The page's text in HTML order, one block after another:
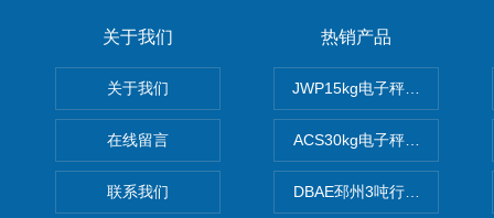
关于我们
关于我们
在线留言
联系我们
热销产品
JWP15kg电子秤价格,15公
ACS30kg电子秤价格,30公
DBAE邳州3吨行车电子吊秤